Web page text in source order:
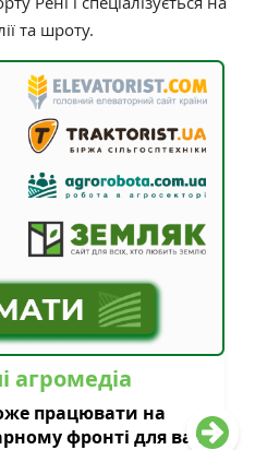
та шроту.
агромедіа
працювати на
фронті для вас